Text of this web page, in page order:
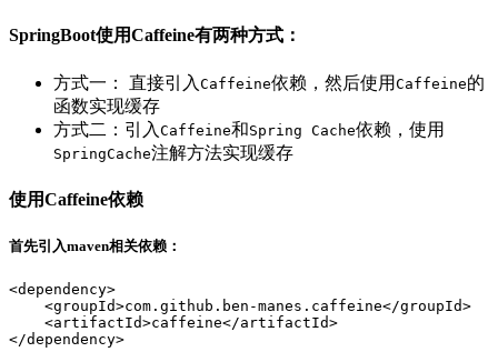
SpringBoot使用Caffeine有两种方式：
方式一： 直接引入 Caffeine依赖，然后使用 Caffeine的
函数实现缓存
方式二：引入 Caffeine和Spring Cache依赖，使用
SpringCache注解方法实现缓存
使用Caffeine依赖
首先引入maven相关依赖：
<dependency>
    <groupId>com.github.ben-manes.caffeine</groupId>
    <artifactId>caffeine</artifactId>